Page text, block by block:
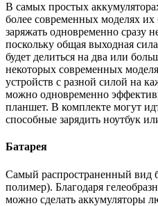
В самых простых
более современных моделях
заряжать одновременно сразу
поскольку общая выходная
будет делиться на два или
некоторых современных
устройств с разной силой на
можно одновременно
планшет. В комплекте могут
способные зарядить ноутбук
Батарея
Самый распространенный вид
полимер). Благодаря
можно сделать аккумуляторы